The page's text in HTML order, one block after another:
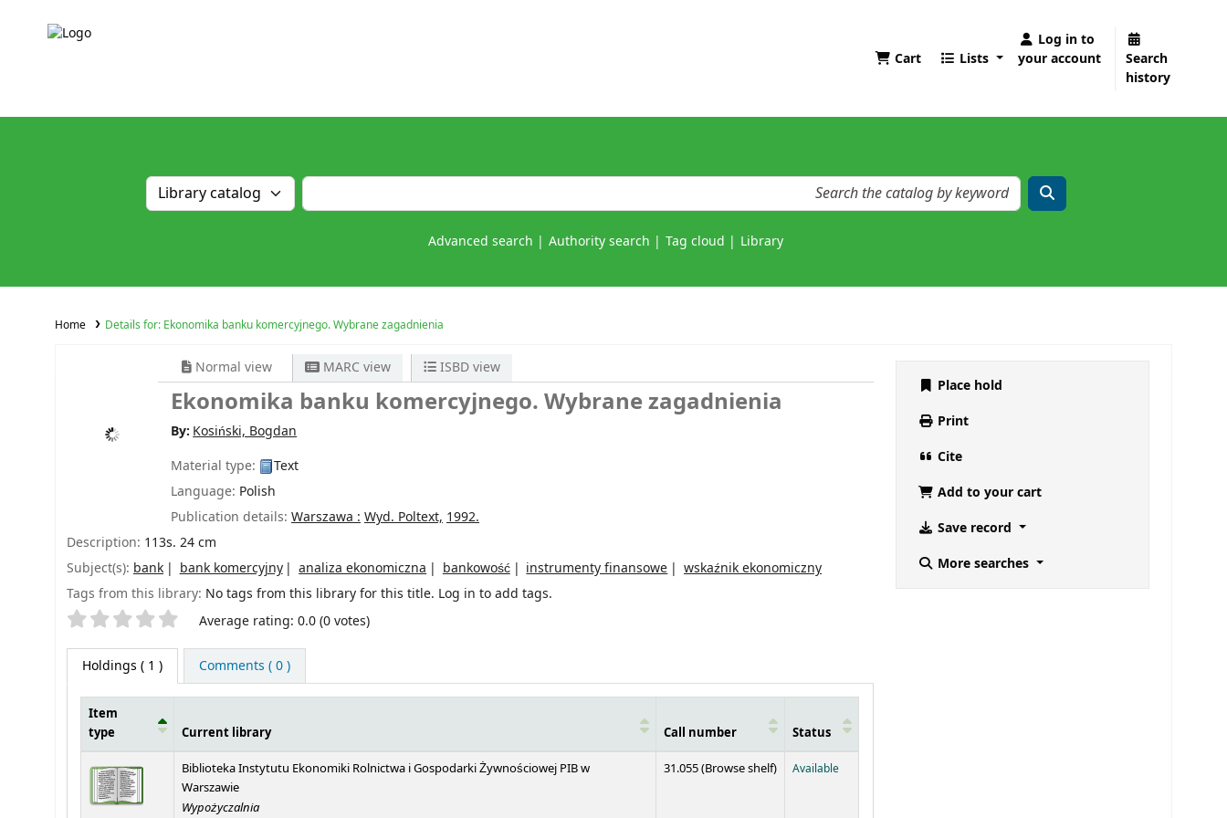
Cart Lists
Log in to
your account
Search
history
Advanced search Authority search Tag cloud Library
Home Details for: Ekonomika banku komercyjnego. Wybrane zagadnienia
Normal view MARC view ISBD view
Ekonomika banku komercyjnego. Wybrane zagadnienia
By:Kosiński, Bogdan
Material type:
Text
Language: Polish
Publication details: Warszawa : Wyd. Poltext, 1992.
Description: 113s. 24 cm
Subject(s): bank bank komercyjny analiza ekonomiczna bankowość instrumenty finansowe
wskaźnik ekonomiczny
Tags from this library: No tags from this library for this title. Log in to add tags.
Star ratings Average rating: 0.0 (0 votes)
Holdings ( 1 ) Comments ( 0 )
Item
type
Current library Call number Status
Biblioteka Instytutu Ekonomiki Rolnictwa i Gospodarki Żywnościowej PIB w
Warszawie
Wypożyczalnia
31.055 (Browse shelf(Opens below)
) Available
Place hold
Print
Cite
Add to your cart
Save record
More searches